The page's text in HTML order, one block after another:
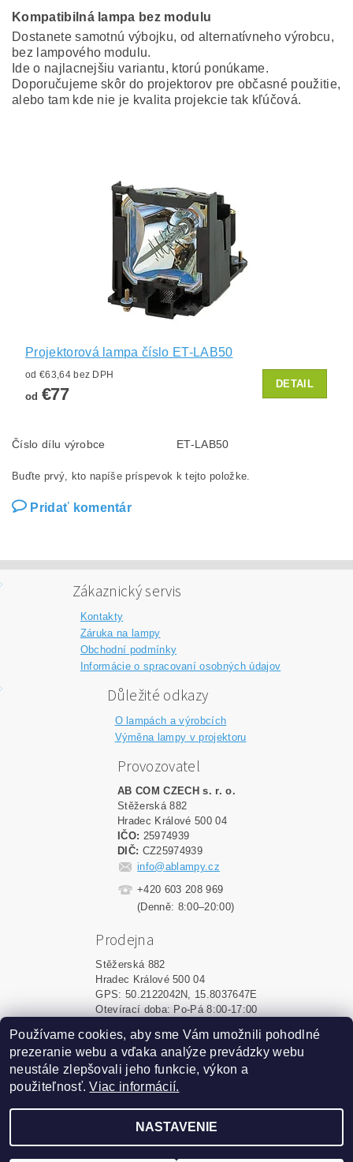
Kompatibilná lampa bez modulu
Dostanete samotnú výbojku, od alternatívneho výrobcu,
bez lampového modulu.
Ide o najlacnejšiu variantu, ktorú ponúkame.
Doporučujeme skôr do projektorov pre občasné použitie,
alebo tam kde nie je kvalita projekcie tak kľúčová.
Projektorová lampa číslo ET-LAB50
od €63,64 bez DPH
od €77
DETAIL
Číslo dílu výrobce ET-LAB50
Buďte prvý, kto napíše príspevok k tejto položke.
Pridať komentár
Zákaznický servis
Kontakty
Záruka na lampy
Obchodní podmínky
Informácie o spracovaní osobných údajov
Důležité odkazy
O lampách a výrobcích
Výměna lampy v projektoru
Provozovatel
AB COM CZECH s. r. o.
Stěžerská 882
Hradec Králové 500 04
IČO: 25974939
DIČ: CZ25974939
info@ablampy.cz
+420 603 208 969
(Denně: 8:00–20:00)
Prodejna
Stěžerská 882
Hradec Králové 500 04
GPS: 50.2122042N, 15.8037647E
Otevírací doba: Po-Pá 8:00-17:00
Shoptet.sk MôjPrvýEshop.sk
Vytvoril Shoptet
Používame cookies, aby sme Vám umožnili pohodlné
prezeranie webu a vďaka analýze prevádzky webu
neustále zlepšovali jeho funkcie, výkon a
použiteľnosť.Viac informácií.
NASTAVENIE